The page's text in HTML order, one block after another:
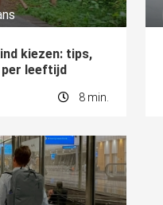
kiezen: tips,
per leeftijd
8 min.